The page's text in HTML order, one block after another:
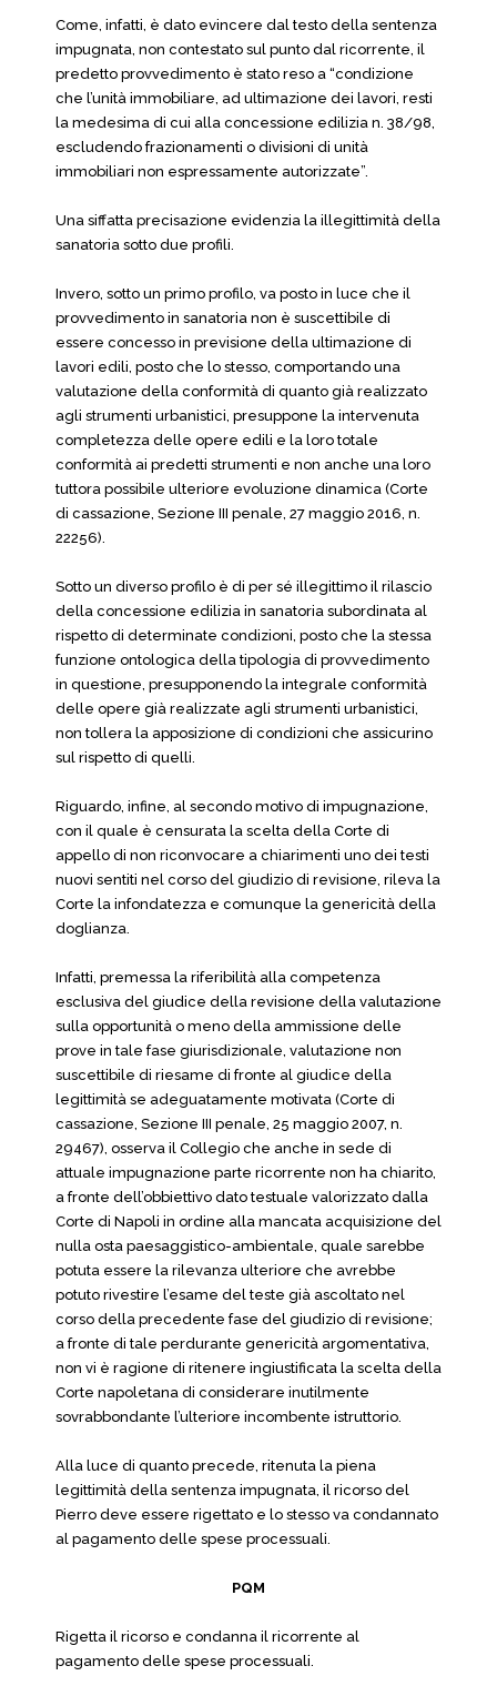
Come, infatti, è dato evincere dal testo della sentenza
impugnata, non contestato sul punto dal ricorrente, il
predetto provvedimento è stato reso a “condizione
che l’unità immobiliare, ad ultimazione dei lavori, resti
la medesima di cui alla concessione edilizia n. 38/98,
escludendo frazionamenti o divisioni di unità
immobiliari non espressamente autorizzate”.
Una siffatta precisazione evidenzia la illegittimità della
sanatoria sotto due profili.
Invero, sotto un primo profilo, va posto in luce che il
provvedimento in sanatoria non è suscettibile di
essere concesso in previsione della ultimazione di
lavori edili, posto che lo stesso, comportando una
valutazione della conformità di quanto già realizzato
agli strumenti urbanistici, presuppone la intervenuta
completezza delle opere edili e la loro totale
conformità ai predetti strumenti e non anche una loro
tuttora possibile ulteriore evoluzione dinamica (Corte
di cassazione, Sezione III penale, 27 maggio 2016, n.
22256).
Sotto un diverso profilo è di per sé illegittimo il rilascio
della concessione edilizia in sanatoria subordinata al
rispetto di determinate condizioni, posto che la stessa
funzione ontologica della tipologia di provvedimento
in questione, presupponendo la integrale conformità
delle opere già realizzate agli strumenti urbanistici,
non tollera la apposizione di condizioni che assicurino
sul rispetto di quelli.
Riguardo, infine, al secondo motivo di impugnazione,
con il quale è censurata la scelta della Corte di
appello di non riconvocare a chiarimenti uno dei testi
nuovi sentiti nel corso del giudizio di revisione, rileva la
Corte la infondatezza e comunque la genericità della
doglianza.
Infatti, premessa la riferibilità alla competenza
esclusiva del giudice della revisione della valutazione
sulla opportunità o meno della ammissione delle
prove in tale fase giurisdizionale, valutazione non
suscettibile di riesame di fronte al giudice della
legittimità se adeguatamente motivata (Corte di
cassazione, Sezione III penale, 25 maggio 2007, n.
29467), osserva il Collegio che anche in sede di
attuale impugnazione parte ricorrente non ha chiarito,
a fronte dell’obbiettivo dato testuale valorizzato dalla
Corte di Napoli in ordine alla mancata acquisizione del
nulla osta paesaggistico-ambientale, quale sarebbe
potuta essere la rilevanza ulteriore che avrebbe
potuto rivestire l’esame del teste già ascoltato nel
corso della precedente fase del giudizio di revisione;
a fronte di tale perdurante genericità argomentativa,
non vi è ragione di ritenere ingiustificata la scelta della
Corte napoletana di considerare inutilmente
sovrabbondante l’ulteriore incombente istruttorio.
Alla luce di quanto precede, ritenuta la piena
legittimità della sentenza impugnata, il ricorso del
Pierro deve essere rigettato e lo stesso va condannato
al pagamento delle spese processuali.
PQM
Rigetta il ricorso e condanna il ricorrente al
pagamento delle spese processuali.